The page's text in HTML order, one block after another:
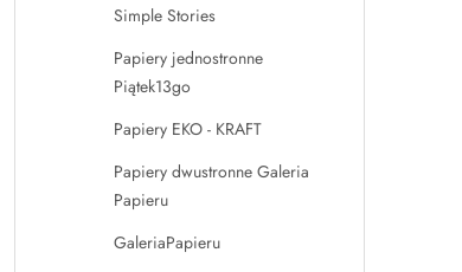
Simple Stories
Papiery jednostronne
Piątek13go
Papiery EKO - KRAFT
Papiery dwustronne Galeria
Papieru
GaleriaPapieru